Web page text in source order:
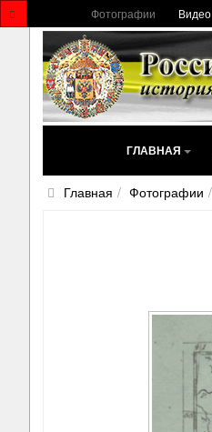
Фотографии Видео
ГЛАВНАЯ
Главная Фотографии